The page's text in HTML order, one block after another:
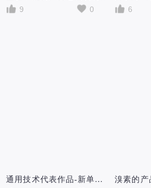
9
0
6
通用技术代表作品-新单翼飞机的成果简介、设计方案、使用说明书